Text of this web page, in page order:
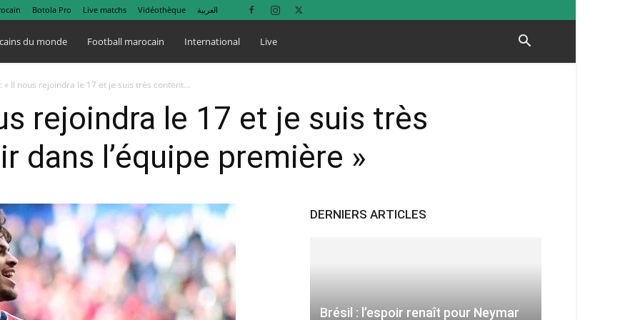
Botola Pro Live matchs Vidéothèque العربية
du monde Football marocain International Live
« Il nous rejoindra le 17 et je suis très content...
rejoindra le 17 et je suis très
dans l’équipe première »
DERNIERS ARTICLES
Brésil : l’espoir renaît pour Neymar